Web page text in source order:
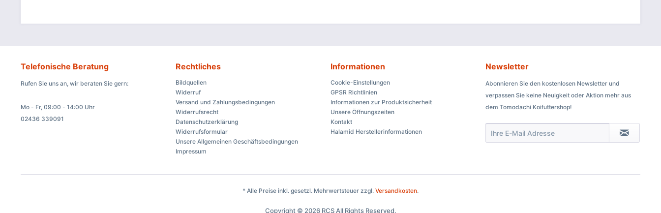
Telefonische Beratung
Rufen Sie uns an, wir beraten Sie gern:
Mo - Fr, 09:00 - 14:00 Uhr
02436 339091
Rechtliches
Bildquellen
Widerruf
Versand und Zahlungsbedingungen
Widerrufsrecht
Datenschutzerklärung
Widerrufsformular
Unsere Allgemeinen Geschäftsbedingungen
Impressum
Informationen
Cookie-Einstellungen
GPSR Richtlinien
Informationen zur Produktsicherheit
Unsere Öffnungszeiten
Kontakt
Halamid Herstellerinformationen
Newsletter
Abonnieren Sie den kostenlosen Newsletter und
verpassen Sie keine Neuigkeit oder Aktion mehr aus
dem Tomodachi Koifuttershop!
* Alle Preise inkl. gesetzl. Mehrwertsteuer zzgl. Versandkosten.
Copyright © 2026 RCS All Rights Reserved.